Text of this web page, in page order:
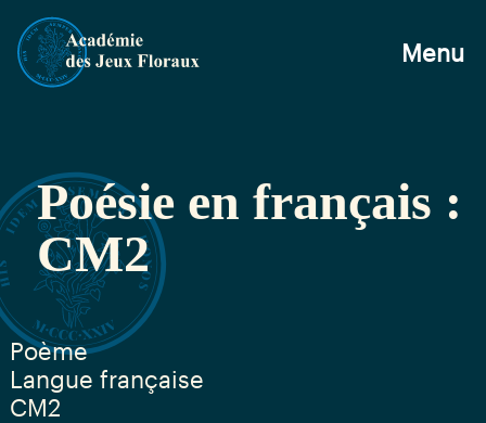
Menu
Poésie en français :
CM2
Poème
Langue française
CM2